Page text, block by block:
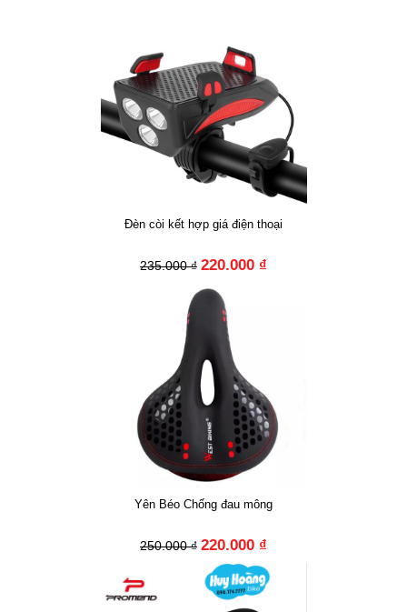
Đèn còi kết hợp giá điện thoại
235.000 ₫ 220.000 ₫
Yên Béo Chống đau mông
250.000 ₫ 220.000 ₫